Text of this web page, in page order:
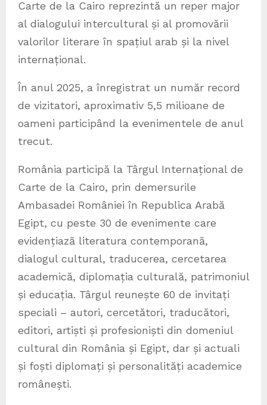
Carte de la Cairo reprezintă un reper major
al dialogului intercultural și al promovării
valorilor literare în spațiul arab și la nivel
internațional.
În anul 2025, a înregistrat un număr record
de vizitatori, aproximativ 5,5 milioane de
oameni participând la evenimentele de anul
trecut.
România participă la Târgul Internațional de
Carte de la Cairo, prin demersurile
Ambasadei României în Republica Arabă
Egipt, cu peste 30 de evenimente care
evidențiază literatura contemporană,
dialogul cultural, traducerea, cercetarea
academică, diplomația culturală, patrimoniul
și educația. Târgul reunește 60 de invitați
speciali – autori, cercetători, traducători,
editori, artiști și profesioniști din domeniul
cultural din România și Egipt, dar și actuali
și foști diplomați și personalități academice
românești.